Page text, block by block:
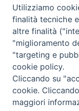
Scrivici
Copyright ©
Trentina
Privacy Policy
Utilizziamo
finalità tecniche
altre finalità
"miglioramento
"targeting e
cookie policy.
Cliccando su
cookie.
maggiori